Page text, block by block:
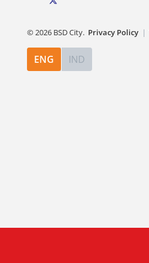
©2026 BSD City. Privacy Policy |
ENG IND